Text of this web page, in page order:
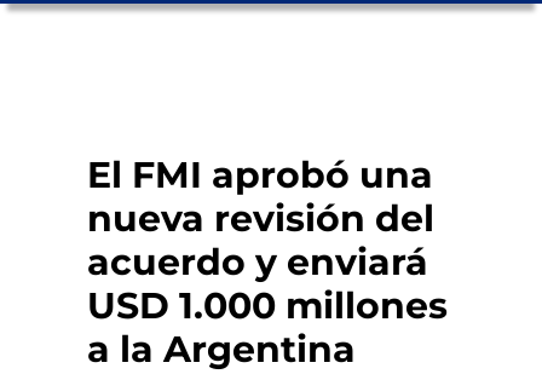
El FMI aprobó una
nueva revisión del
acuerdo y enviará
USD 1.000 millones
a la Argentina